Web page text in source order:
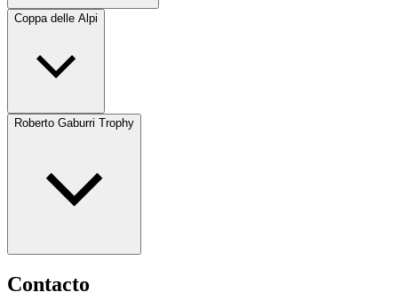
Coppa delle Alpi
Roberto Gaburri Trophy
Contacto